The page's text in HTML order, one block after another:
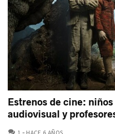
Estrenos de cine:
audiovisual y
COMENTARIOS